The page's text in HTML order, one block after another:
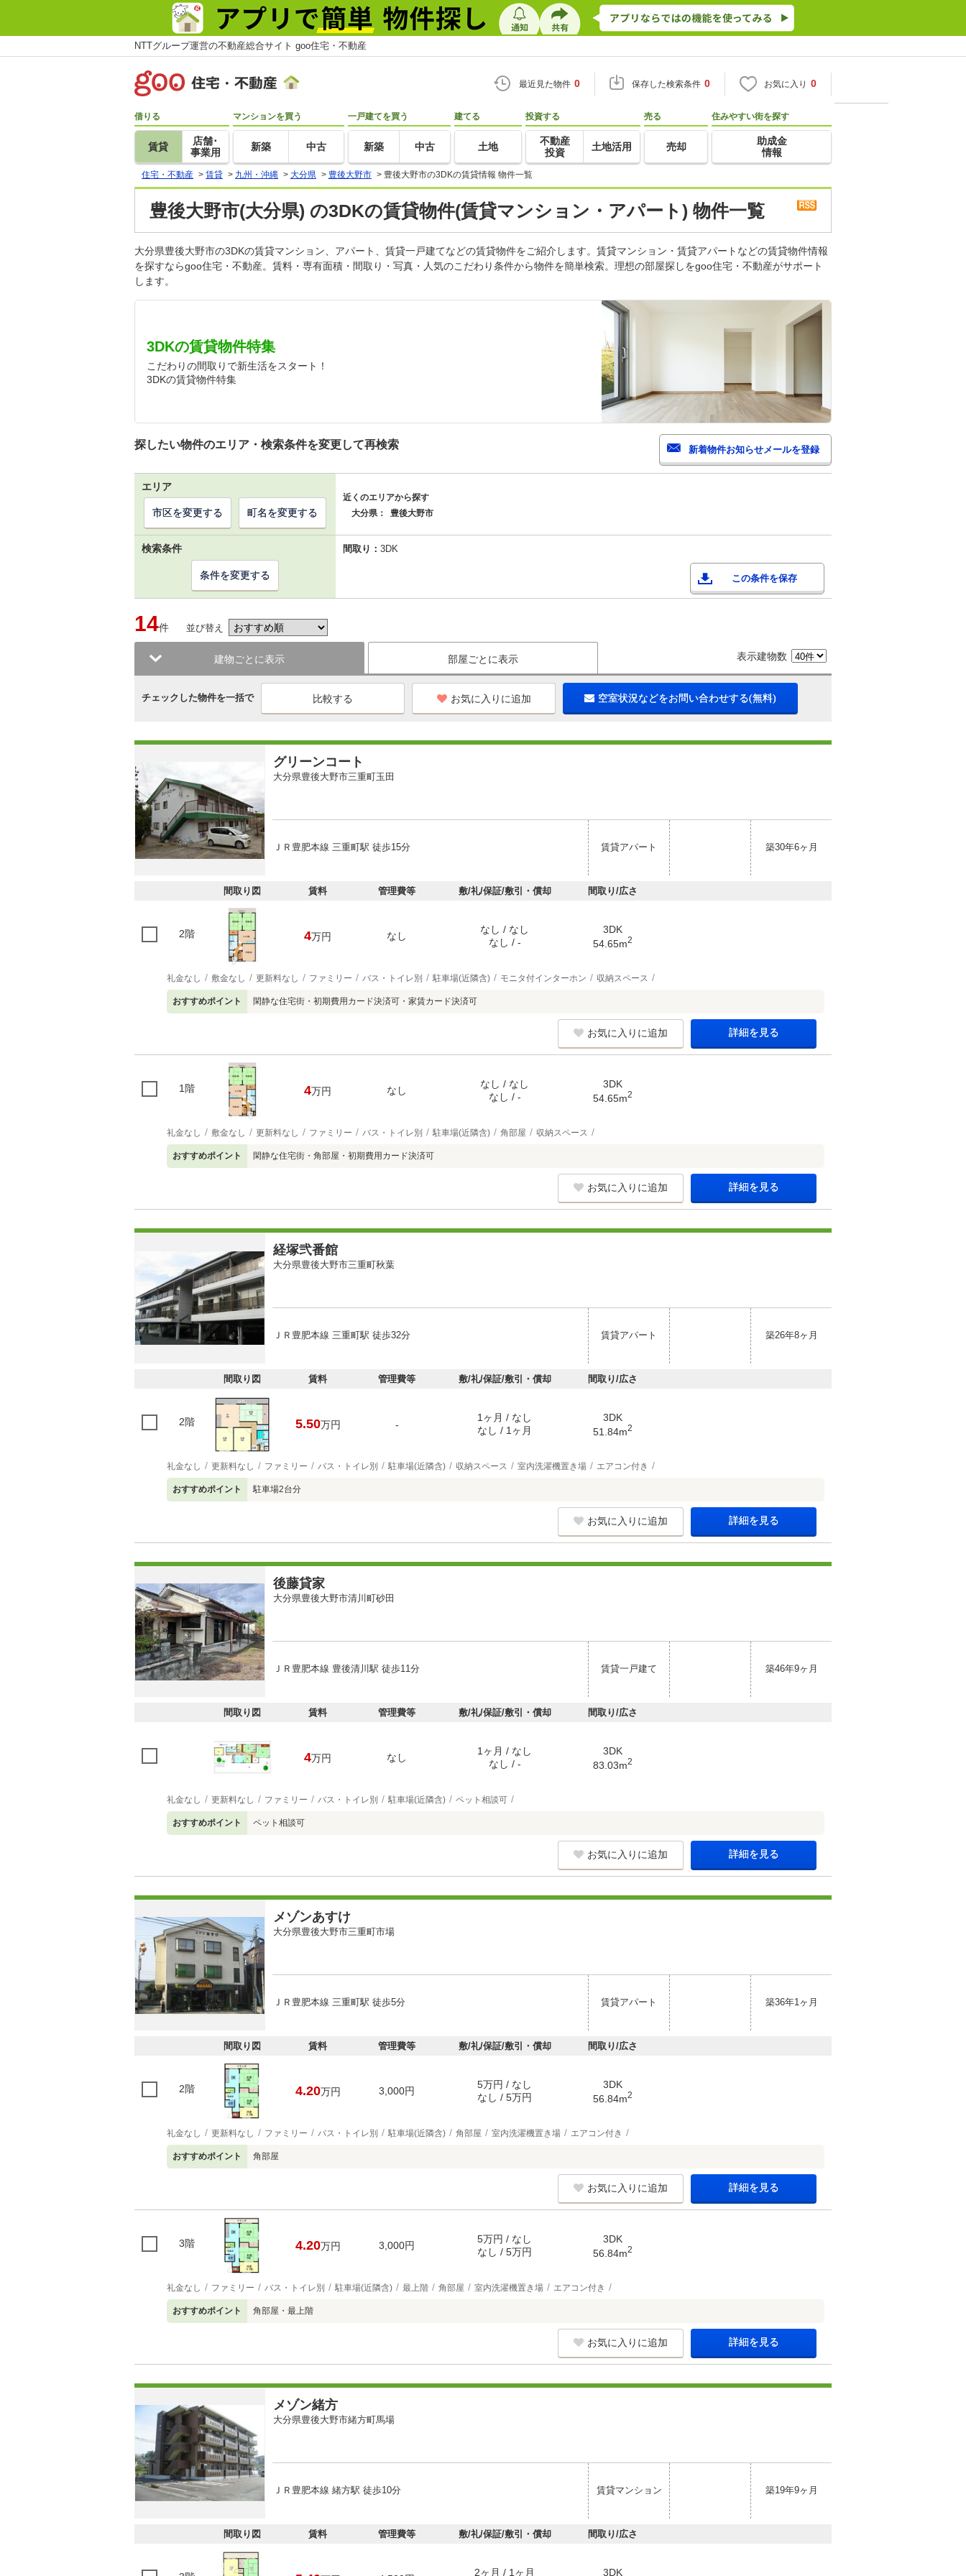
NTTグループ運営の不動産総合サイト goo住宅・不動産
最近見た物件 0 保存した検索条件 0 お気に入り 0
借りる
賃貸
店舗･
事業用
マンションを買う
新築 中古
一戸建てを買う
新築 中古
建てる
土地
投資する
不動産
投資
土地活用
売る
売却
住みやすい街を探す
助成金
情報
住宅・不動産 > 賃貸 > 九州・沖縄 > 大分県 > 豊後大野市 > 豊後大野市の3DKの賃貸情報 物件一覧
豊後大野市(大分県) の3DKの賃貸物件(賃貸マンション・アパート) 物件一覧
大分県豊後大野市の3DKの賃貸マンション、アパート、賃貸一戸建てなどの賃貸物件をご紹介します。賃貸マンション・賃貸アパートなどの賃貸物件情報
を探すならgoo住宅・不動産。賃料・専有面積・間取り・写真・人気のこだわり条件から物件を簡単検索。理想の部屋探しをgoo住宅・不動産がサポート
します。
3DKの賃貸物件特集
こだわりの間取りで新生活をスタート！
3DKの賃貸物件特集
探したい物件のエリア・検索条件を変更して再検索
エリア
近くのエリアから探す
大分県：
豊後大野市
市区を変更する 町名を変更する
検索条件 間取り： 3DK
この条件を保存
条件を変更する
14件 並び替え
建物ごとに表示 部屋ごとに表示 表示建物数
チェックした物件を一括で お気に入りに追加 空室状況などをお問い合わせする(無料)
グリーンコート
大分県豊後大野市三重町玉田
ＪＲ豊肥本線 三重町駅 徒歩15分 賃貸アパート 築30年6ヶ月
間取り図 賃料 管理費等 敷/礼/保証/敷引・償却 間取り/広さ
2階 4万円 なし
なし / なし
なし / -
3DK
54.65m2
礼金なし 敷金なし 更新料なし ファミリー バス・トイレ別 駐車場(近隣含) モニタ付インターホン 収納スペース
おすすめポイント 閑静な住宅街・初期費用カード決済可・家賃カード決済可
お気に入りに追加 詳細を見る
1階 4万円 なし
なし / なし
なし / -
3DK
54.65m2
礼金なし 敷金なし 更新料なし ファミリー バス・トイレ別 駐車場(近隣含) 角部屋 収納スペース
おすすめポイント 閑静な住宅街・角部屋・初期費用カード決済可
お気に入りに追加 詳細を見る
経塚弐番館
大分県豊後大野市三重町秋葉
ＪＲ豊肥本線 三重町駅 徒歩32分 賃貸アパート 築26年8ヶ月
間取り図 賃料 管理費等 敷/礼/保証/敷引・償却 間取り/広さ
2階 5.50万円 -
1ヶ月 / なし
なし / 1ヶ月
3DK
51.84m2
礼金なし 更新料なし ファミリー バス・トイレ別 駐車場(近隣含) 収納スペース 室内洗濯機置き場 エアコン付き
おすすめポイント 駐車場2台分
お気に入りに追加 詳細を見る
後藤貸家
大分県豊後大野市清川町砂田
ＪＲ豊肥本線 豊後清川駅 徒歩11分 賃貸一戸建て 築46年9ヶ月
間取り図 賃料 管理費等 敷/礼/保証/敷引・償却 間取り/広さ
4万円 なし
1ヶ月 / なし
なし / -
3DK
83.03m2
礼金なし 更新料なし ファミリー バス・トイレ別 駐車場(近隣含) ペット相談可
おすすめポイント ペット相談可
お気に入りに追加 詳細を見る
メゾンあすけ
大分県豊後大野市三重町市場
ＪＲ豊肥本線 三重町駅 徒歩5分 賃貸アパート 築36年1ヶ月
間取り図 賃料 管理費等 敷/礼/保証/敷引・償却 間取り/広さ
2階 4.20万円 3,000円
5万円 / なし
なし / 5万円
3DK
56.84m2
礼金なし 更新料なし ファミリー バス・トイレ別 駐車場(近隣含) 角部屋 室内洗濯機置き場 エアコン付き
おすすめポイント 角部屋
お気に入りに追加 詳細を見る
3階 4.20万円 3,000円
5万円 / なし
なし / 5万円
3DK
56.84m2
礼金なし ファミリー バス・トイレ別 駐車場(近隣含) 最上階 角部屋 室内洗濯機置き場 エアコン付き
おすすめポイント 角部屋・最上階
お気に入りに追加 詳細を見る
メゾン緒方
大分県豊後大野市緒方町馬場
ＪＲ豊肥本線 緒方駅 徒歩10分 賃貸マンション 築19年9ヶ月
間取り図 賃料 管理費等 敷/礼/保証/敷引・償却 間取り/広さ
2ヶ月 / 1ヶ月 3DK